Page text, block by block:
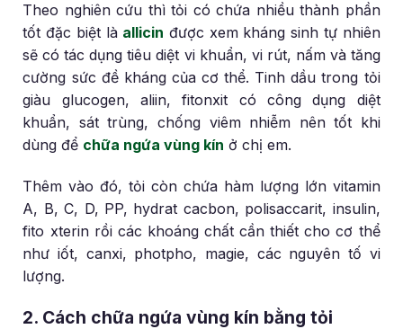
Theo nghiên cứu thì tỏi có chứa nhiều thành phần
tốt đặc biệt là allicin được xem kháng sinh tự nhiên
sẽ có tác dụng tiêu diệt vi khuẩn, vi rút, nấm và tăng
cường sức đề kháng của cơ thể. Tinh dầu trong tỏi
giàu glucogen, aliin, fitonxit có công dụng diệt
khuẩn, sát trùng, chống viêm nhiễm nên tốt khi
dùng để chữa ngứa vùng kín ở chị em.
Thêm vào đó, tỏi còn chứa hàm lượng lớn vitamin
A, B, C, D, PP, hydrat cacbon, polisaccarit, insulin,
fito xterin rồi các khoáng chất cần thiết cho cơ thể
như iốt, canxi, photpho, magie, các nguyên tố vi
lượng.
2. Cách chữa ngứa vùng kín bằng tỏi